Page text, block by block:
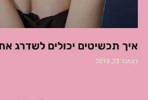
איך תכשיטים יכולים לשדרג
דצמבר 23, 2019